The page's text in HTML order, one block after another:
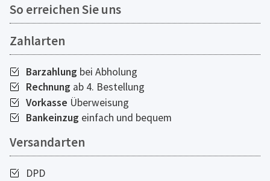
So erreichen Sie uns
Zahlarten
Barzahlung bei Abholung
Rechnung ab 4. Bestellung
Vorkasse Überweisung
Bankeinzug einfach und bequem
Versandarten
DPD